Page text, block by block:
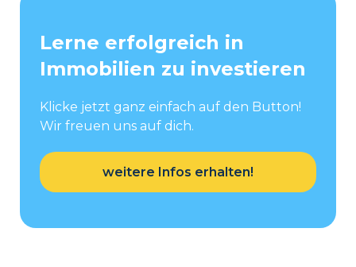
Lerne erfolgreich in
Immobilien zu investieren
Klicke jetzt ganz einfach auf den Button!
Wir freuen uns auf dich.
weitere Infos erhalten!